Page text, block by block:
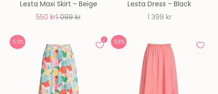
Lesta Maxi Skirt - Beige
REA-pris
550 krPris
1 099 kr
Lesta Dress - Black
REA-pris
1 399 kr
50% 50%